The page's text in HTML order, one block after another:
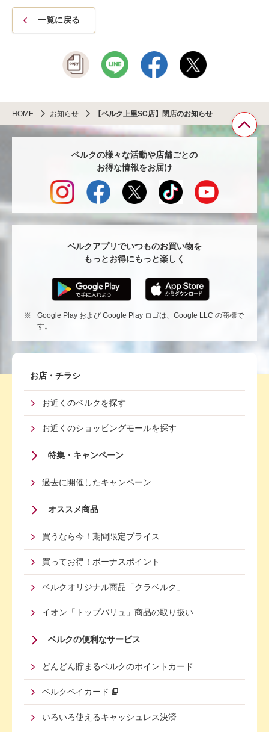
一覧に戻る
HOME お知らせ 【ベルク上里SC店】閉店のお知らせ
ジ
へ
る
ベルクの様々な活動や店舗ごとの
お得な情報をお届け
ベルクアプリでいつものお買い物を
もっとお得にもっと楽しく
※
Google Play および Google Play ロゴは、Google LLC の商標で
す。
Footer
First
Menu
お店・チラシ
お近くのベルクを探す
お近くのショッピングモールを探す
特集・キャンペーン
過去に開催したキャンペーン
オススメ商品
買うなら今！期間限定プライス
買ってお得！ボーナスポイント
ベルクオリジナル商品「クラベルク」
イオン「トップバリュ」商品の取り扱い
Footer
Menu
Second
ベルクの便利なサービス
どんどん貯まるベルクのポイントカード
ベルクペイカード
いろいろ使えるキャッシュレス決済